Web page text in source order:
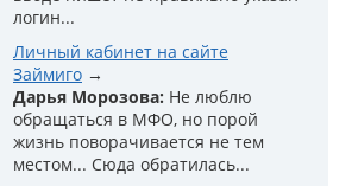
логин...
Личный кабинет на сайте
Займиго
Дарья Морозова: Не люблю
обращаться в МФО, но порой
жизнь поворачивается не тем
местом... Сюда обратилась...